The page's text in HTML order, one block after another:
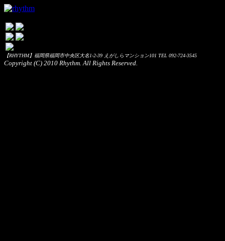
【RHYTHM】福岡県福岡市中央区大名1-2-39 えがしらマンション101 TEL 092-724-3545
Copyright (C) 2010 Rhythm. All Rights Reserved.